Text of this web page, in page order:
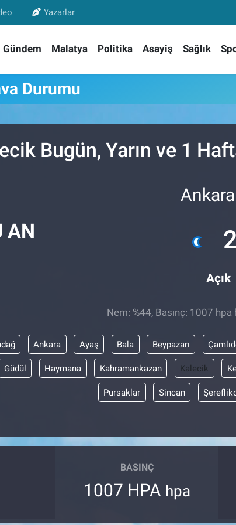
Yazarlar
Gündem Malatya Politika Asayiş Sağlık
Durumu
Bugün, Yarın ve 1
AN
Ankara
Açık
Nem: %44, Basınç: 1007
Ankara Ayaş Bala Beypazarı
Güdül Haymana Kahramankazan Kalecik
Pursaklar Sincan
BASINÇ
1007 HPA hpa